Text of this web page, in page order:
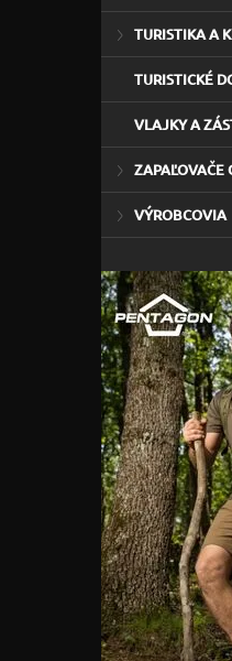
TURISTIKA A
TURISTICKÉ
VLAJKY A
ZAPAĽOVAČE
VÝROBCOVIA